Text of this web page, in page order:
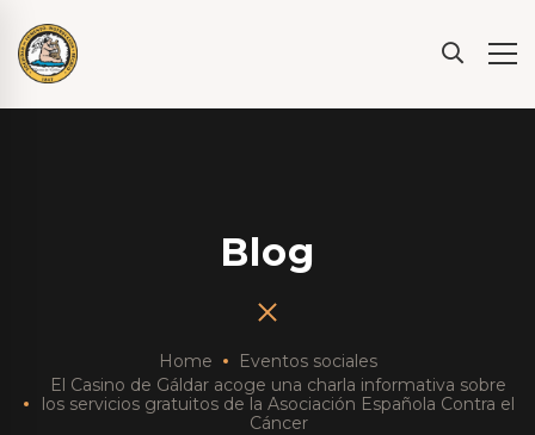
Blog
Home
Eventos sociales
El Casino de Gáldar acoge una charla informativa sobre
los servicios gratuitos de la Asociación Española Contra el
Cáncer